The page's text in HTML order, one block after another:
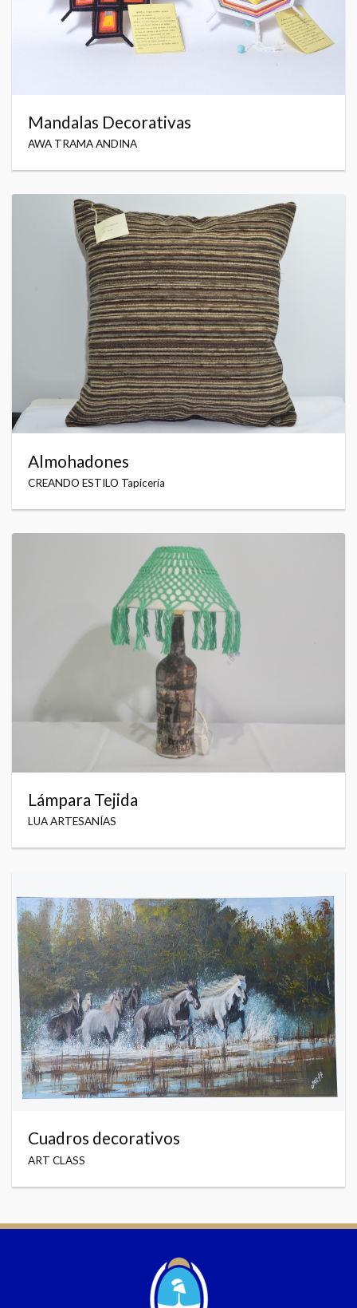
Mandalas Decorativas
AWA TRAMA ANDINA
Almohadones
CREANDO ESTILO Tapicería
Lámpara Tejida
LUA ARTESANÍAS
Cuadros decorativos
ART CLASS